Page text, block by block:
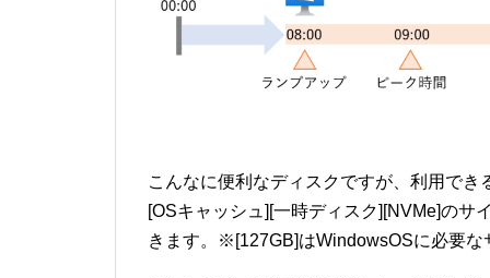
こんなに便利なディスクですが、利用で
[OSキャッシュ][一時ディスク][NVMe]のサ
きます。※[127GB]はWindowsOSに必要な